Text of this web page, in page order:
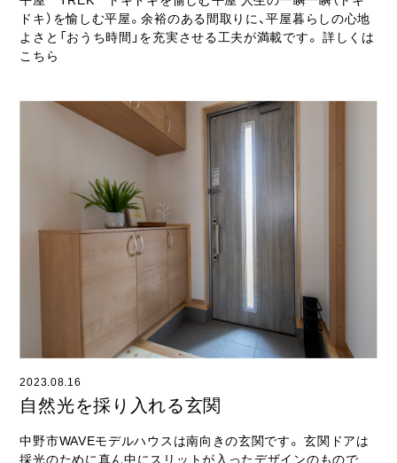
ドキ）を愉しむ平屋。余裕のある間取りに、平屋暮らしの心地
よさと「おうち時間」を充実させる工夫が満載です。 詳しくは
こちら
2023.08.16
自然光を採り入れる玄関
中野市WAVEモデルハウスは南向きの玄関です。 玄関ドアは
採光のために真ん中にスリットが入ったデザインのもので